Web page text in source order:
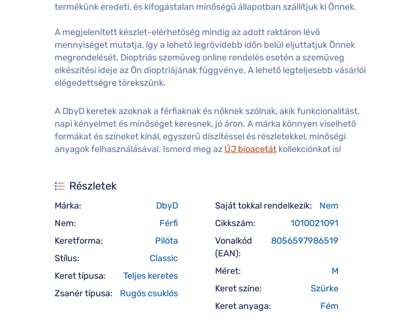
termékünk eredeti, és kifogástalan minőségű állapotban szállítjuk ki Önnek.
A megjelenített készlet-elérhetőség mindig az adott raktáron lévő
mennyiséget mutatja, így a lehető legrövidebb időn belül eljuttatjuk Önnek
megrendelését. Dioptriás szemüveg online rendelés esetén a szemüveg
elkészítési ideje az Ön dioptriájának függvénye. A lehető legteljesebb vásárlói
elégedettségre törekszünk.
A DbyD keretek azoknak a férfiaknak és nőknek szólnak, akik funkcionalitást,
napi kényelmet és minőséget keresnek, jó áron. A márka könnyen viselhető
formákat és színeket kínál, egyszerű díszítéssel és részletekkel, minőségi
anyagok felhasználásával. Ismerd meg az ÚJ bioacetát kollekciónkat is!
Részletek
Márka:
DbyD
Nem:
Férfi
Keretforma:
Pilóta
Stílus:
Classic
Keret típusa:
Teljes keretes
Zsanér típusa:
Rugós csuklós
Saját tokkal rendelkezik:
Nem
Cikkszám:
1010021091
Vonalkód
(EAN):
8056597986519
Méret:
M
Keret színe:
Szürke
Keret anyaga:
Fém